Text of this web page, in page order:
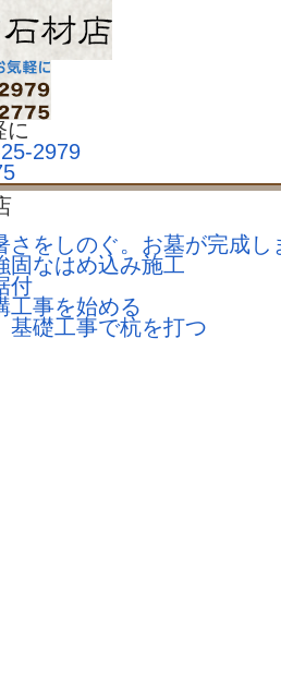
に
2979
さをしのぐ。お墓が完成し
なはめ込み施工
付
工事を始める
基礎工事で杭を打つ